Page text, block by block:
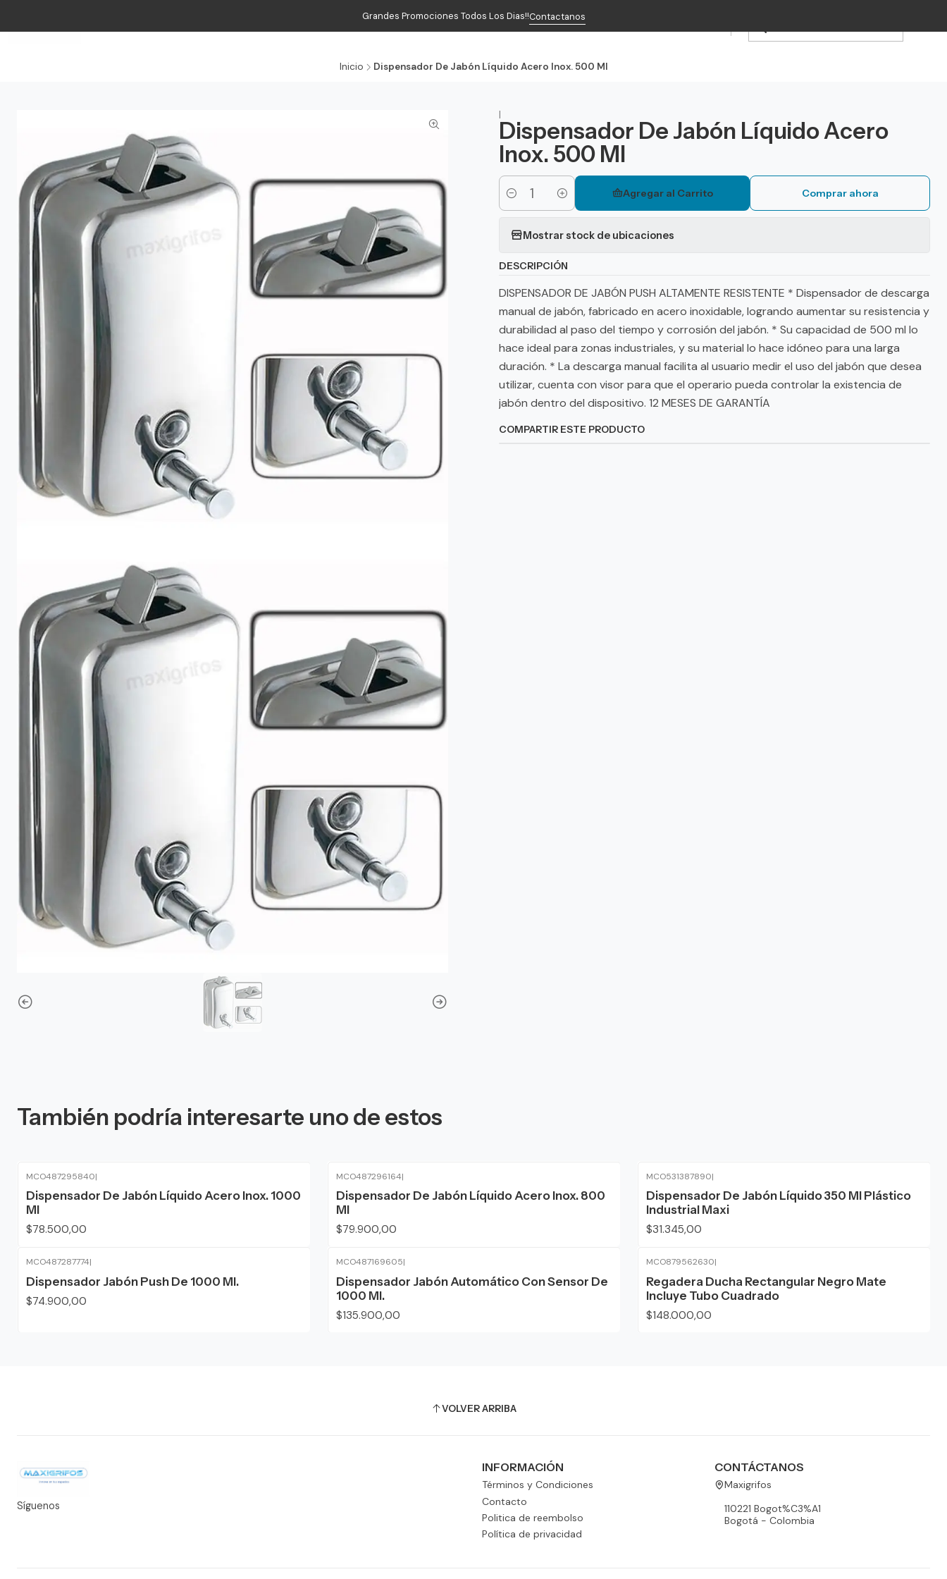
Grandes Promociones Todos Los Dias!!Contactanos
Inicio Dispensador De Jabón Líquido Acero Inox. 500 Ml
|
Dispensador De Jabón Líquido Acero
Inox. 500 Ml
Cantidad
Agregar al Carrito Comprar ahora
Mostrar stock de ubicaciones
DESCRIPCIÓN
DISPENSADOR DE JABÓN PUSH ALTAMENTE RESISTENTE * Dispensador de descarga
manual de jabón, fabricado en acero inoxidable, logrando aumentar su resistencia y
durabilidad al paso del tiempo y corrosión del jabón. * Su capacidad de 500 ml lo
hace ideal para zonas industriales, y su material lo hace idóneo para una larga
duración. * La descarga manual facilita al usuario medir el uso del jabón que desea
utilizar, cuenta con visor para que el operario pueda controlar la existencia de
jabón dentro del dispositivo. 12 MESES DE GARANTÍA
COMPARTIR ESTE PRODUCTO
También podría interesarte uno de estos
MCO487295840|
Dispensador De Jabón Líquido Acero Inox. 1000
Ml
$78.500,00
MCO487296164|
Dispensador De Jabón Líquido Acero Inox. 800
Ml
$79.900,00
MCO531387890|
Dispensador De Jabón Líquido 350 Ml Plástico
Industrial Maxi
$31.345,00
MCO487287774|
Dispensador Jabón Push De 1000 Ml.
$74.900,00
MCO487169605|
Dispensador Jabón Automático Con Sensor De
1000 Ml.
$135.900,00
MCO879562630|
Regadera Ducha Rectangular Negro Mate
Incluye Tubo Cuadrado
$148.000,00
VOLVER ARRIBA
Síguenos
INFORMACIÓN
Términos y Condiciones
Contacto
Politica de reembolso
Política de privacidad
CONTÁCTANOS
Maxigrifos
110221 Bogot%C3%A1
Bogotá - Colombia